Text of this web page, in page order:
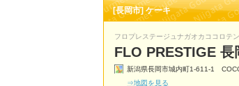
[長岡市] ケーキ
フロプレステージュナガオカココロテン
FLO PRESTIGE 長
新潟県長岡市城内町1-611-1
⇒地図を見る